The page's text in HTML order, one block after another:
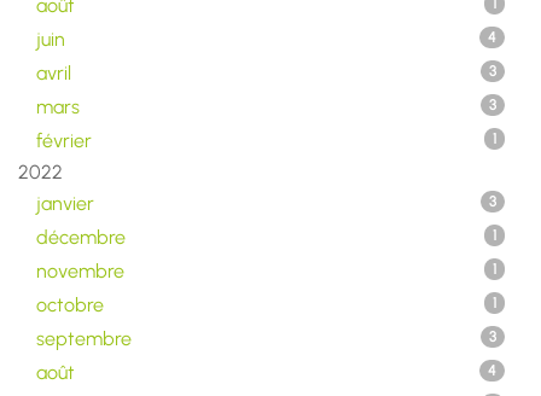
août 1
juin 4
avril 3
mars 3
février 1
2022
janvier
3
décembre 1
novembre 1
octobre 1
septembre 3
août 4